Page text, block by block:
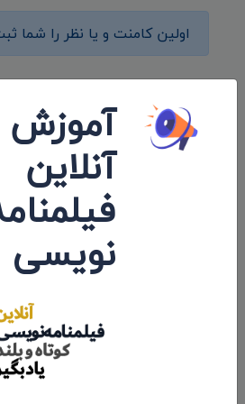
اولین کامنت و یا نظر را شما
ارسال نظرات
آموزش
آنلاین
نویسی